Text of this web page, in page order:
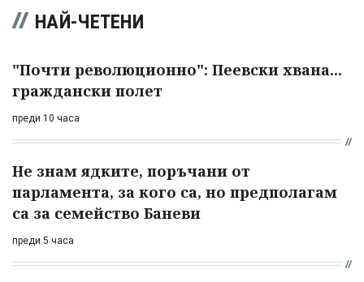
НАЙ-ЧЕТЕНИ
"Почти революционно": Пеевски хвана...
граждански полет
преди 10 часа
Не знам ядките, поръчани от
парламента, за кого са, но предполагам
са за семейство Баневи
преди 5 часа